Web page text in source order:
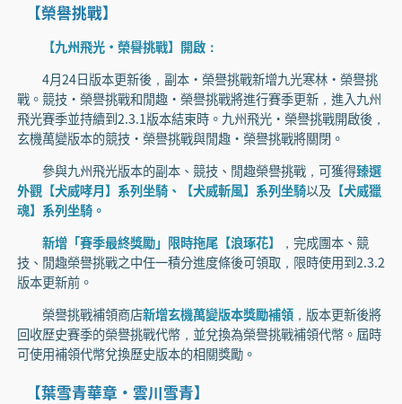
【榮譽挑戰】
【九州飛光·榮譽挑戰】開啟：
4月24日版本更新後，副本·榮譽挑戰新增九光寒林·榮譽挑
戰。競技·榮譽挑戰和閒趣·榮譽挑戰將進行賽季更新，進入九州
飛光賽季並持續到2.3.1版本結束時。九州飛光·榮譽挑戰開啟後，
玄機萬變版本的競技·榮譽挑戰與閒趣·榮譽挑戰將關閉。
參與九州飛光版本的副本、競技、閒趣榮譽挑戰，可獲得臻選
外觀【犬威哮月】系列坐騎、【犬威斬風】系列坐騎以及 【犬威獵
魂】系列坐騎。
新增「賽季最終獎勵」限時拖尾【浪琢花】
，完成團本、競
技、閒趣榮譽挑戰之中任一積分進度條後可領取，限時使用到2.3.2
版本更新前。
榮譽挑戰補領商店新增玄機萬變版本獎勵補領，版本更新後將
回收歷史賽季的榮譽挑戰代幣，並兌換為榮譽挑戰補領代幣。屆時
可使用補領代幣兌換歷史版本的相關獎勵。
【葉雪青華章·雲川雪青】